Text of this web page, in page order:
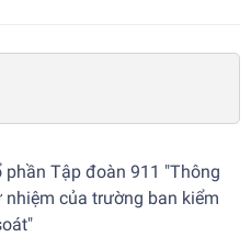
Tập đoàn 911 "Thông
của trường ban kiểm